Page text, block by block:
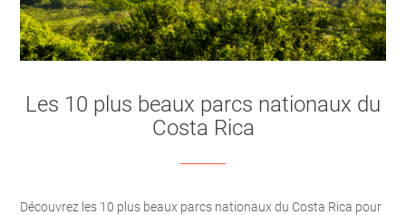
Les 10 plus beaux parcs nationaux du
Costa Rica
Découvrez les 10 plus beaux parcs nationaux du Costa Rica pour